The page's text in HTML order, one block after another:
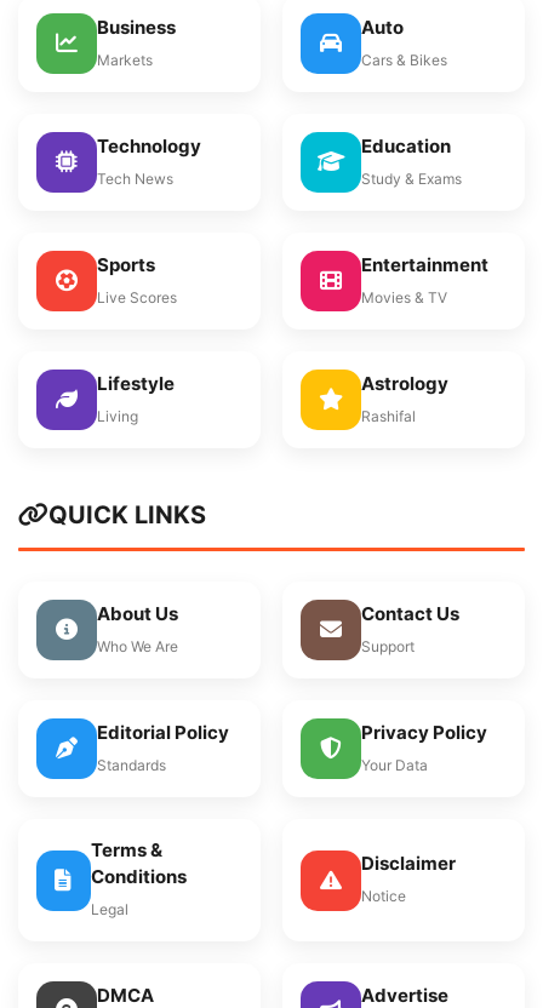
Business
Markets
Auto
Cars & Bikes
Technology
Tech News
Education
Study & Exams
Sports
Live Scores
Entertainment
Movies & TV
Lifestyle
Living
Astrology
Rashifal
QUICK LINKS
About Us
Who We Are
Contact Us
Support
Editorial Policy
Standards
Privacy Policy
Your Data
Terms &
Conditions
Legal
Disclaimer
Notice
DMCA Advertise